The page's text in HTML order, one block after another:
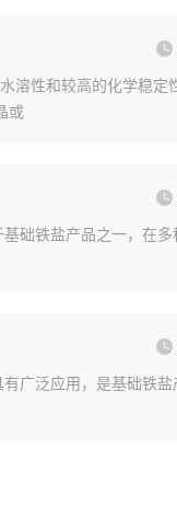
溶性和较高的化学稳定
或
础铁盐产品之一，在多
广泛应用，是基础铁盐